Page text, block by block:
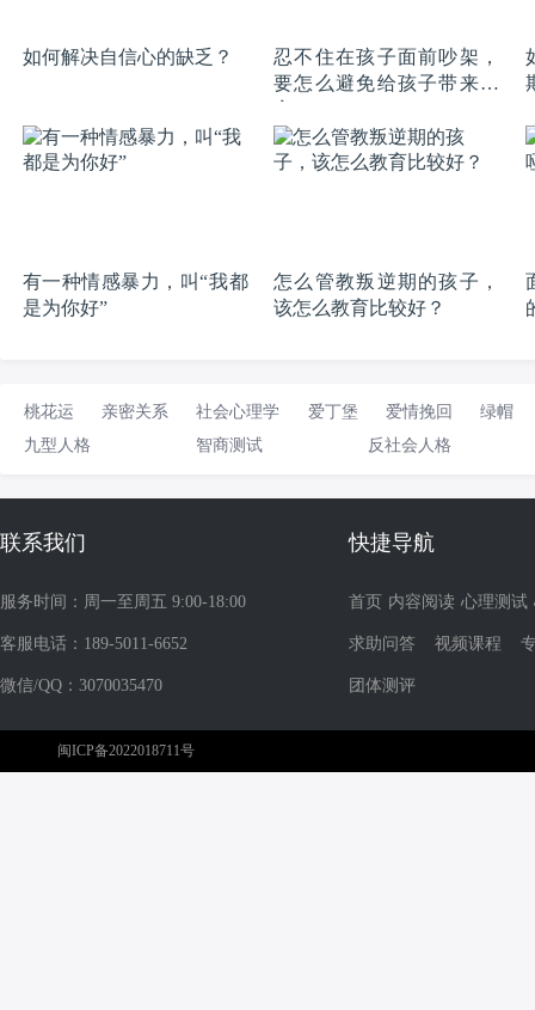
如何解决自信心的缺乏？
忍不住在孩子面前吵架，
要怎么避免给孩子带来伤
有一种情感暴力，叫“我都
是为你好”
怎么管教叛逆期的孩子，
该怎么教育比较好？
桃花运 亲密关系 社会心理学 爱丁堡 爱情挽回
绿帽
九型人格
智商测试 反社会人格
联系我们
服务时间：周一至周五 9:00-18:00
客服电话：189-5011-6652
微信/QQ：3070035470
快捷导航
首页 内容阅读 心理测试
求助问答 视频课程
团体测评
闽ICP备2022018711号